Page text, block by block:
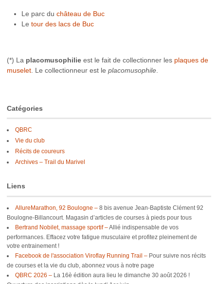
Le parc du château de Buc
Le tour des lacs de Buc
(*) La placomusophilie est le fait de collectionner les plaques de
muselet . Le collectionneur est le placomusophile
Catégories
QBRC
Vie du club
Récits de coureurs
Archives – Trail du Marivel
Liens
AllureMarathon, 92 Boulogne – 8 bis avenue Jean-Baptiste Clément 92
Boulogne-Billancourt. Magasin d’articles de courses à pieds pour tous
Bertrand Nobilet, massage sportif –Allié indispensable de vos
performances. Effacez votre fatigue musculaire et profitez pleinement de
votre entrainement !
Facebook de l'association Viroflay Running Trail – Pour suivre nos récits
de courses et la vie du club, abonnez vous à notre page
QBRC 2026 – La 16è édition aura lieu le dimanche 30 août 2026 !